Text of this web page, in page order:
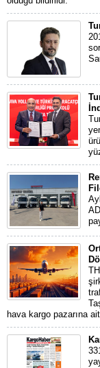
hava kargo pazarına